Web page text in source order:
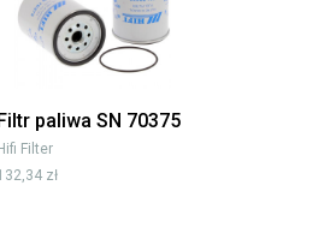
Filtr paliwa SN 70375
Hifi Filter
zł